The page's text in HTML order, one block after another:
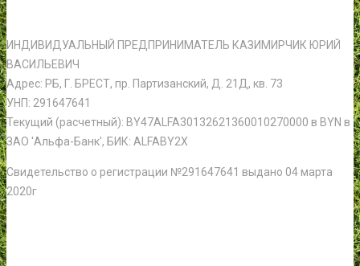
ИНДИВИДУАЛЬНЫЙ ПРЕДПРИНИМАТЕЛЬ КАЗИМИРЧИК ЮРИЙ
ВАСИЛЬЕВИЧ
Адрес: РБ, Г. БРЕСТ, пр. Партизанский, Д. 21Д, кв. 73
УНП: 291647641
Текущий (расчетный): BY47ALFA30132621360010270000 в BYN в
ЗАО 'Альфа-Банк', БИК: ALFABY2X
Свидетельство о регистрации №291647641 выдано 04 марта
2020г